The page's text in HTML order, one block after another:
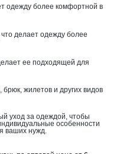
одежду более комфортной в
делает одежду более
ее подходящей для
жилетов и других видов
уход за одеждой, чтобы
особенности
ваших нужд.